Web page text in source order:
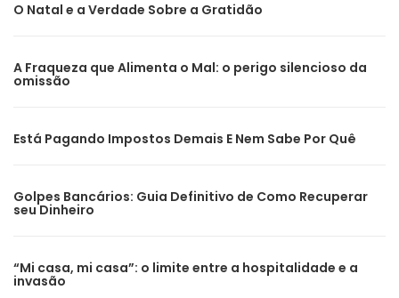
O Natal e a Verdade Sobre a Gratidão
A Fraqueza que Alimenta o Mal: o perigo silencioso da
omissão
Está Pagando Impostos Demais E Nem Sabe Por Quê
Golpes Bancários: Guia Definitivo de Como Recuperar
seu Dinheiro
“Mi casa, mi casa”: o limite entre a hospitalidade e a
invasão